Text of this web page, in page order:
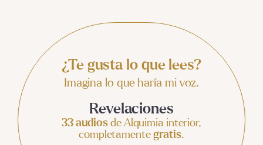
¿Te gusta lo que lees?
Imagina lo que haría mi voz.
Revelaciones
33 audios de Alquimia interior,
completamente gratis.